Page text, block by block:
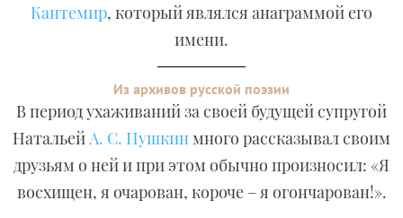
Кантемир, который являлся анаграммой его
имени.
Из архивов русской поэзии
В период ухаживаний за своей будущей супругой
НатальейА. С. Пушкинмного рассказывал своим
друзьям о ней и при этом обычно произносил: «Я
восхищен, я очарован, короче – я огончарован!».